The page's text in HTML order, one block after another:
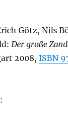
Götz, Nils
Der große
2008,ISBN